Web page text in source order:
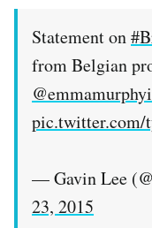
Statement on
from Belgian
pic.twitter.com/
— Gavin Lee
23, 2015